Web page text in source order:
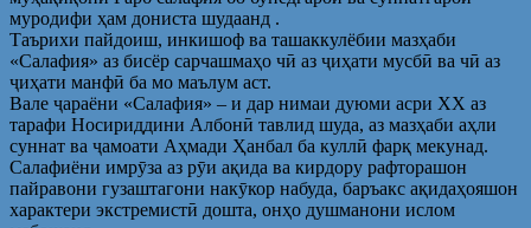
муродифи ҳам дониста шудаанд .
Таърихи пайдоиш, инкишоф ва ташаккулёбии мазҳаби
«Салафия» аз бисёр сарчашмаҳо чӣ аз ҷиҳати мусбӣ ва чӣ аз
ҷиҳати манфӣ ба мо маълум аст.
Вале ҷараёни «Салафия» – и дар нимаи дуюми асри ХХ аз
тарафи Носириддини Албонӣ тавлид шуда, аз мазҳаби аҳли
суннат ва ҷамоати Аҳмади Ҳанбал ба куллӣ фарқ мекунад.
Салафиёни имрӯза аз рӯи ақида ва кирдору рафторашон
пайравони гузаштагони накӯкор набуда, баръакс ақидаҳояшон
характери экстремистӣ дошта, онҳо душманони ислом